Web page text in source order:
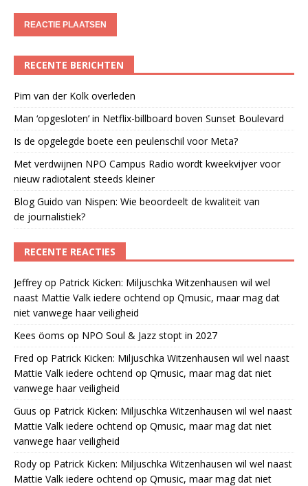
RECENTE BERICHTEN
Pim van der Kolk overleden
Man ‘opgesloten’ in Netflix-billboard boven Sunset Boulevard
Is de opgelegde boete een peulenschil voor Meta?
Met verdwijnen NPO Campus Radio wordt kweekvijver voor
nieuw radiotalent steeds kleiner
Blog Guido van Nispen: Wie beoordeelt de kwaliteit van
de journalistiek?
RECENTE REACTIES
Jeffrey op Patrick Kicken: Miljuschka Witzenhausen wil wel
naast Mattie Valk iedere ochtend op Qmusic, maar mag dat
niet vanwege haar veiligheid
Kees öoms op NPO Soul & Jazz stopt in 2027
Fred op Patrick Kicken: Miljuschka Witzenhausen wil wel naast
Mattie Valk iedere ochtend op Qmusic, maar mag dat niet
vanwege haar veiligheid
Guus op Patrick Kicken: Miljuschka Witzenhausen wil wel naast
Mattie Valk iedere ochtend op Qmusic, maar mag dat niet
vanwege haar veiligheid
Rody op Patrick Kicken: Miljuschka Witzenhausen wil wel naast
Mattie Valk iedere ochtend op Qmusic, maar mag dat niet